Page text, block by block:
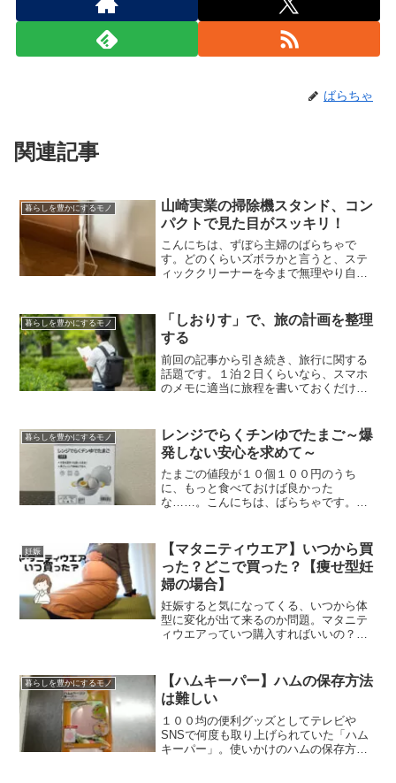
ばらちゃ
関連記事
暮らしを豊かにするモノ
山崎実業の掃除機スタンド、コン
パクトで見た目がスッキリ！
こんにちは、ずぼら主婦のばらちゃで
す。どのくらいズボラかと言うと、ステ
ィッククリーナーを今まで無理やり自立
す。転勤族なのでその都度クリーナーの
居場所は変わりましたが、以...
暮らしを豊かにするモノ
「しおりす」で、旅の計画を整理
する
前回の記事から引き続き、旅行に関する
話題です。１泊２日くらいなら、スマホ
のメモに適当に旅程を書いておくだけで
きたいのか、それにはどの電車に乗るの
か、時間ギリギリを狙うな...
暮らしを豊かにするモノ
レンジでらくチンゆでたまご～爆
発しない安心を求めて～
たまごの値段が１０個１００円のうち
に、もっと食べておけば良かった
な……。こんにちは、ばらちゃです。手
たまごをレンジで作るアイテムが便利だ
ったので紹介します！購入のきっか...
妊娠
【マタニティウエア】いつから買
った？どこで買った？【痩せ型妊
婦の場合】
妊娠すると気になってくる、いつから体
型に変化が出て来るのか問題。マタニテ
ィウエアっていつ購入すればいいの？そ
私の体験談を交えて、その理由を解説し
ながら実際に購入したアイ...
暮らしを豊かにするモノ
【ハムキーパー】ハムの保存方法
は難しい
１００均の便利グッズとしてテレビや
SNSで何度も取り上げられていた「ハム
キーパー」。使いかけのハムの保存方法